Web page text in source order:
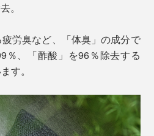
。
労臭など、「体臭」の成分で
％、「酢酸」を96％除去する
す。